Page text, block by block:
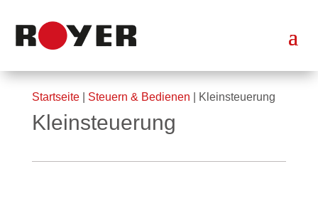
Startseite| Steuern & Bedienen | Kleinsteuerung
Kleinsteuerung